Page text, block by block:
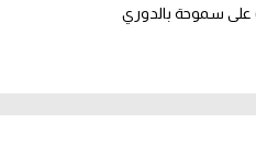
على سموحة بالدوري